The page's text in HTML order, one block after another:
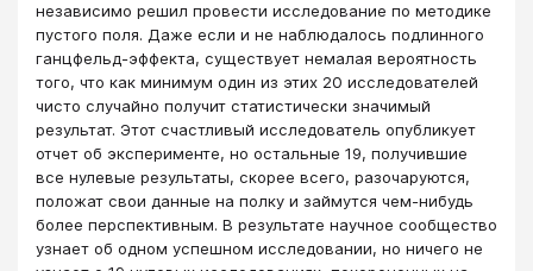
независимо решил провести исследование по методике
пустого поля. Даже если и не наблюдалось подлинного
ганцфельд-эффекта, существует немалая вероятность
того, что как минимум один из этих 20 исследователей
чисто случайно получит статистически значимый
результат. Этот счастливый исследователь опубликует
отчет об эксперименте, но остальные 19, получившие
все нулевые результаты, скорее всего, разочаруются,
положат свои данные на полку и займутся чем-нибудь
более перспективным. В результате научное сообщество
узнает об одном успешном исследовании, но ничего не